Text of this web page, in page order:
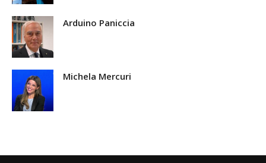
Arduino Paniccia
Michela Mercuri